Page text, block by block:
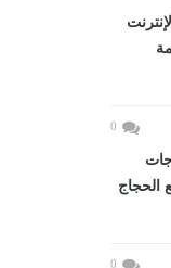
0
الحجاج
0